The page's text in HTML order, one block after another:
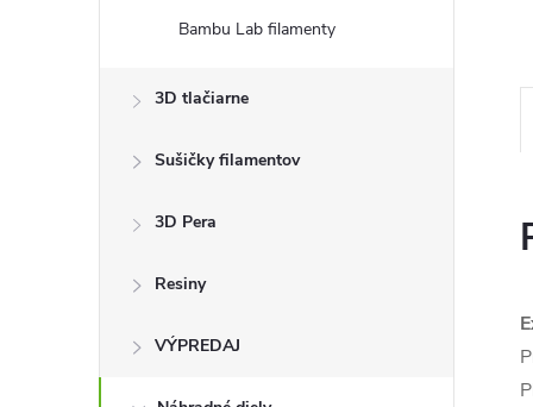
Bambu Lab filamenty
3D tlačiarne
Sušičky filamentov
3D Pera
Resiny
VÝPREDAJ